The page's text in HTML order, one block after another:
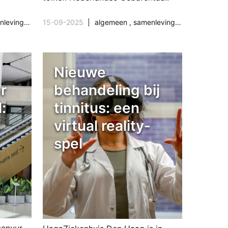
maatschappij 15-09-2025 algemeen , samenleving & maatschappij
Nieuwe
behandeling bij
tinnitus: een
virtual reality-
spel